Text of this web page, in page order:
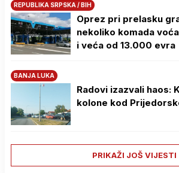
REPUBLIKA SRPSKA / BIH
Oprez pri prelasku
nekoliko komada
i veća od 13.000 evra
BANJA LUKA
Radovi izazvali haos:
kolone kod
PRIKAŽI JOŠ VIJESTI